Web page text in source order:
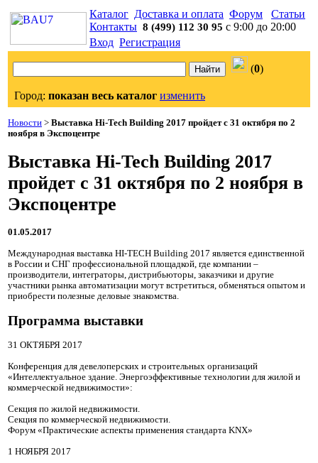
Каталог Доставка и оплата Форум
Статьи
Контакты 8 (499) 112 30 95 с 9:00 до 20:00
Вход Регистрация
(0)
Город: показан весь каталог изменить
Новости > Выставка Hi-Tech Building 2017 пройдет с 31 октября по 2
ноября в Экспоцентре
Выставка Hi-Tech Building 2017
пройдет с 31 октября по 2 ноября в
Экспоцентре
01.05.2017
Международная выставка HI-TECH Building 2017 является единственной
в России и СНГ профессиональной площадкой, где компании –
производители, интеграторы, дистрибьюторы, заказчики и другие
участники рынка автоматизации могут встретиться, обменяться опытом и
приобрести полезные деловые знакомства.
Программа выставки
31 ОКТЯБРЯ 2017
Конференция для девелоперских и строительных организаций
«Интеллектуальное здание. Энергоэффективные технологии для жилой и
коммерческой недвижимости»:
Секция по жилой недвижимости.
Секция по коммерческой недвижимости.
Форум «Практические аспекты применения стандарта KNX»
1 НОЯБРЯ 2017